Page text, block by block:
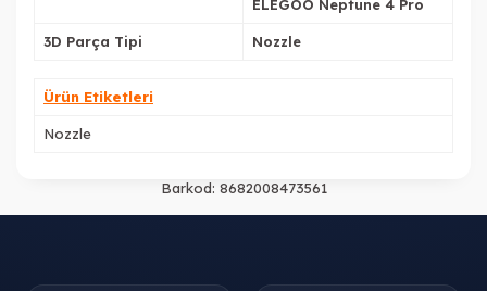
ELEGOO Neptune 4 Pro
3D Parça Tipi Nozzle
Ürün Etiketleri
Nozzle
Barkod: 8682008473561